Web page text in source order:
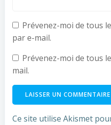
Prévenez-moi de tous
par e-mail.
Prévenez-moi de tous
mail.
Ce site utilise Akismet